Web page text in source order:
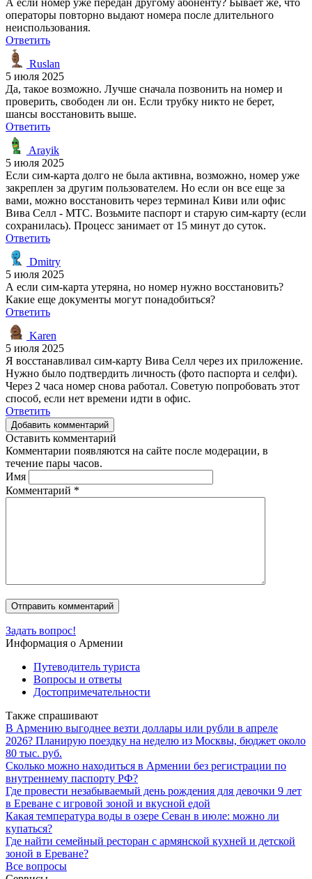
операторы повторно выдают номера после длительного
неиспользования.
Ответить
Ruslan
5 июля 2025
Да, такое возможно. Лучше сначала позвонить на номер и
проверить, свободен ли он. Если трубку никто не берет,
шансы восстановить выше.
Ответить
Arayik
5 июля 2025
Если сим-карта долго не была активна, возможно, номер уже
закреплен за другим пользователем. Но если он все еще за
вами, можно восстановить через терминал Киви или офис
Вива Селл - МТС. Возьмите паспорт и старую сим-карту (если
сохранилась). Процесс занимает от 15 минут до суток.
Ответить
Dmitry
5 июля 2025
А если сим-карта утеряна, но номер нужно восстановить?
Какие еще документы могут понадобиться?
Ответить
Karen
5 июля 2025
Я восстанавливал сим-карту Вива Селл через их приложение.
Нужно было подтвердить личность (фото паспорта и селфи).
Через 2 часа номер снова работал. Советую попробовать этот
способ, если нет времени идти в офис.
Ответить
Добавить комментарий
Оставить комментарий
Комментарии появляются на сайте после модерации, в
течение пары часов.
Имя
Комментарий *
Задать вопрос!
Информация о Армении
Путеводитель туриста
Вопросы и ответы
Достопримечательности
Также спрашивают
В Армению выгоднее везти доллары или рубли в апреле
2026? Планирую поездку на неделю из Москвы, бюджет около
80 тыс. руб.
Сколько можно находиться в Армении без регистрации по
внутреннему паспорту РФ?
Где провести незабываемый день рождения для девочки 9 лет
в Ереване с игровой зоной и вкусной едой
Какая температура воды в озере Севан в июле: можно ли
купаться?
Где найти семейный ресторан с армянской кухней и детской
зоной в Ереване?
Все вопросы